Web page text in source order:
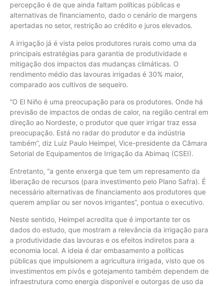
percepção é de que ainda faltam políticas públicas e
alternativas de financiamento, dado o cenário de margens
apertadas no setor, restrição ao crédito e juros elevados.
A irrigação já é vista pelos produtores rurais como uma da
principais estratégias para garantia de produtividade e
mitigação dos impactos das mudanças climáticas. O
rendimento médio das lavouras irrigadas é 30% maior,
comparado aos cultivos de sequeiro.
“O El Niño é uma preocupação para os produtores. Onde há
previsão de impactos de ondas de calor, na região central em
direção ao Nordeste, o produtor que quer irrigar traz essa
preocupação. Está no radar do produtor e da indústria
também”, diz Luiz Paulo Heimpel, Vice-presidente da Câmara
Setorial de Equipamentos de Irrigação da Abimaq (CSEI).
Entretanto, “a gente enxerga que tem um represamento da
liberação de recursos (para investimento pelo Plano Safra). É
necessário alternativas de financiamento aos produtores que
querem ampliar ou ser novos irrigantes”, pontua o executivo.
Neste sentido, Heimpel acredita que é importante ter os
dados do estudo, que mostram a relevância da irrigação para
a produtividade das lavouras e os efeitos indiretos para a
economia local. A ideia é dar embasamento a políticas
públicas que impulsionem a agricultura irrigada, visto que os
investimentos em pivôs e gotejamento também dependem de
infraestrutura como energia disponível e outorgas de uso da